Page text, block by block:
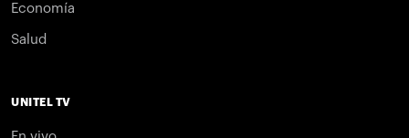
Economía
Salud
UNITEL TV